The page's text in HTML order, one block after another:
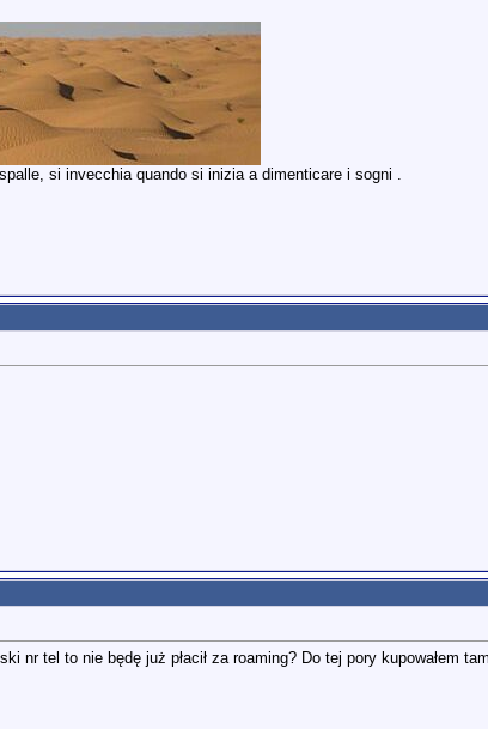
si invecchia quando si inizia a dimenticare i sogni .
nr tel to nie będę już płacił za roaming? Do tej pory kupowałem